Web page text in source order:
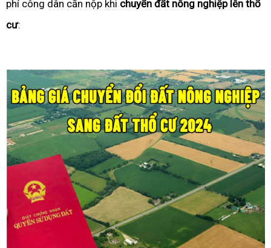
phí công dân cần nộp khi chuyển đất nông nghiệp lên thổ
cư: